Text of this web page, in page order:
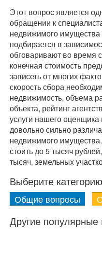
Этот вопрос является
обращении к
недвижимого имущества
подбирается в
обговаривают во время
конечная стоимость
зависеть от многих
скорость сбора
недвижимость, объема
объекта, рейтинг
услуги нашего
довольно сильно
недвижимого
стоить до 5 тысяч
тысяч, земельных
Выберите
Общие вопросы
Другие популярные